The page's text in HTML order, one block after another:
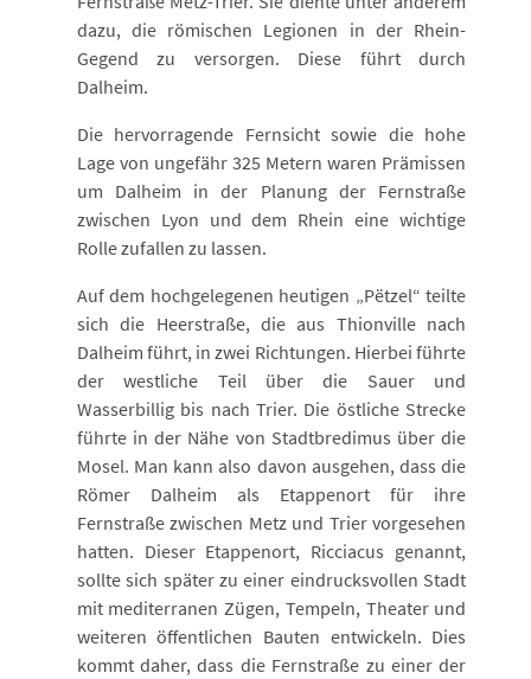
dazu, die römischen Legionen in der Rhein-
Gegend zu versorgen. Diese führt durch
Dalheim.
Die hervorragende Fernsicht sowie die hohe
Lage von ungefähr 325 Metern waren Prämissen
um Dalheim in der Planung der Fernstraße
zwischen Lyon und dem Rhein eine wichtige
Rolle zufallen zu lassen.
Auf dem hochgelegenen heutigen „Pëtzel“ teilte
sich die Heerstraße, die aus Thionville nach
Dalheim führt, in zwei Richtungen. Hierbei führte
der westliche Teil über die Sauer und
Wasserbillig bis nach Trier. Die östliche Strecke
führte in der Nähe von Stadtbredimus über die
Mosel. Man kann also davon ausgehen, dass die
Römer Dalheim als Etappenort für ihre
Fernstraße zwischen Metz und Trier vorgesehen
hatten. Dieser Etappenort, Ricciacus genannt,
sollte sich später zu einer eindrucksvollen Stadt
mit mediterranen Zügen, Tempeln, Theater und
weiteren öffentlichen Bauten entwickeln. Dies
kommt daher, dass die Fernstraße zu einer der